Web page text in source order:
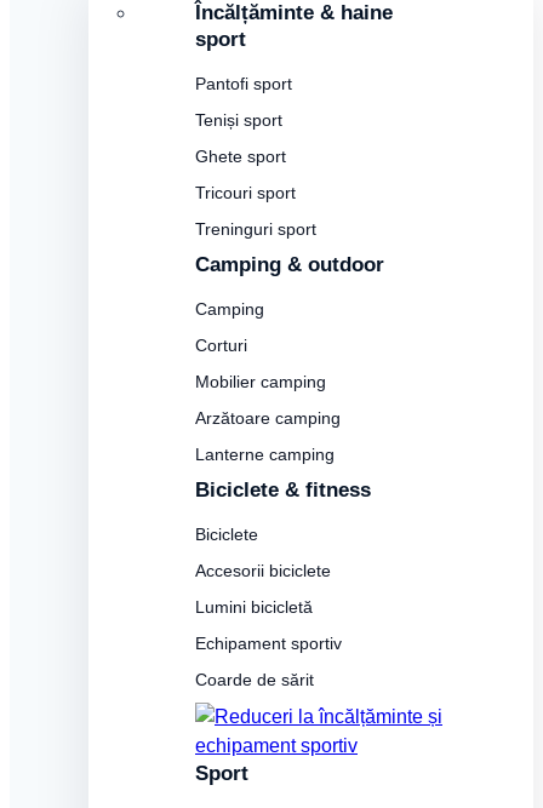
Încălțăminte & haine
sport
Pantofi sport
Teniși sport
Ghete sport
Tricouri sport
Treninguri sport
Camping & outdoor
Camping
Corturi
Mobilier camping
Arzătoare camping
Lanterne camping
Biciclete & fitness
Biciclete
Accesorii biciclete
Lumini bicicletă
Echipament sportiv
Coarde de sărit
Sport